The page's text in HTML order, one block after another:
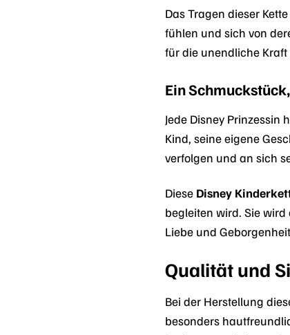
Das Tragen dieser
fühlen und sich von
für die unendliche
Ein
Jede Disney
Kind, seine eigene
verfolgen und an sich
Diese Disney
begleiten wird. Sie
Liebe und
Qualität und
Bei der Herstellung
besonders